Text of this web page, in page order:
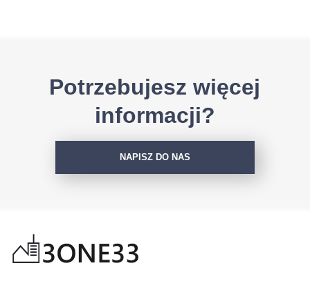
Potrzebujesz więcej
informacji?
NAPISZ DO NAS